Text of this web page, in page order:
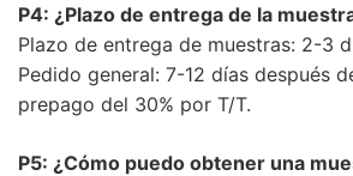
P4: ¿Plazo de entrega de la
Plazo de entrega de muestras: 2-3
Pedido general: 7-12 días después
prepago del 30% por T/T.
P5: ¿Cómo puedo obtener una